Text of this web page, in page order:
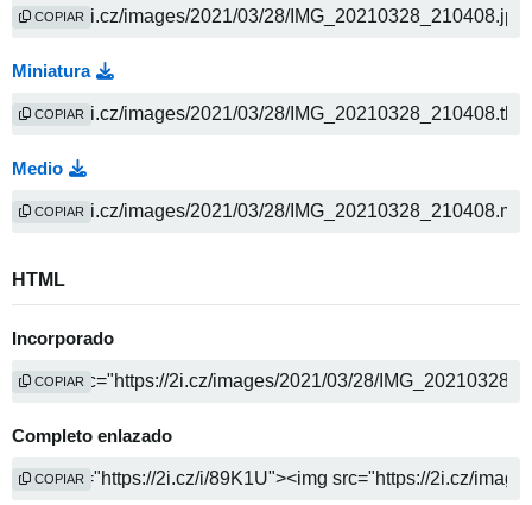
COPIAR
Miniatura
COPIAR
Medio
COPIAR
HTML
Incorporado
COPIAR
Completo enlazado
COPIAR